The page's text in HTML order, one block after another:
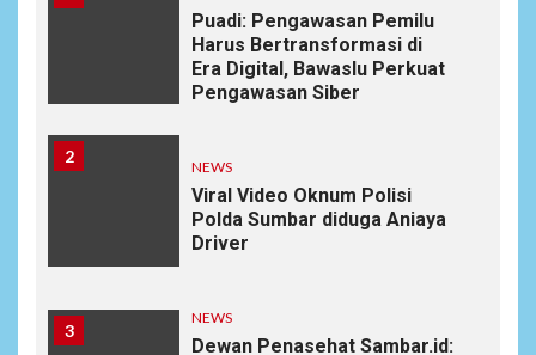
Puadi: Pengawasan Pemilu
Harus Bertransformasi di
Era Digital, Bawaslu Perkuat
Pengawasan Siber
2
NEWS
Viral Video Oknum Polisi
Polda Sumbar diduga Aniaya
Driver
3
NEWS
Dewan Penasehat Sambar.id: